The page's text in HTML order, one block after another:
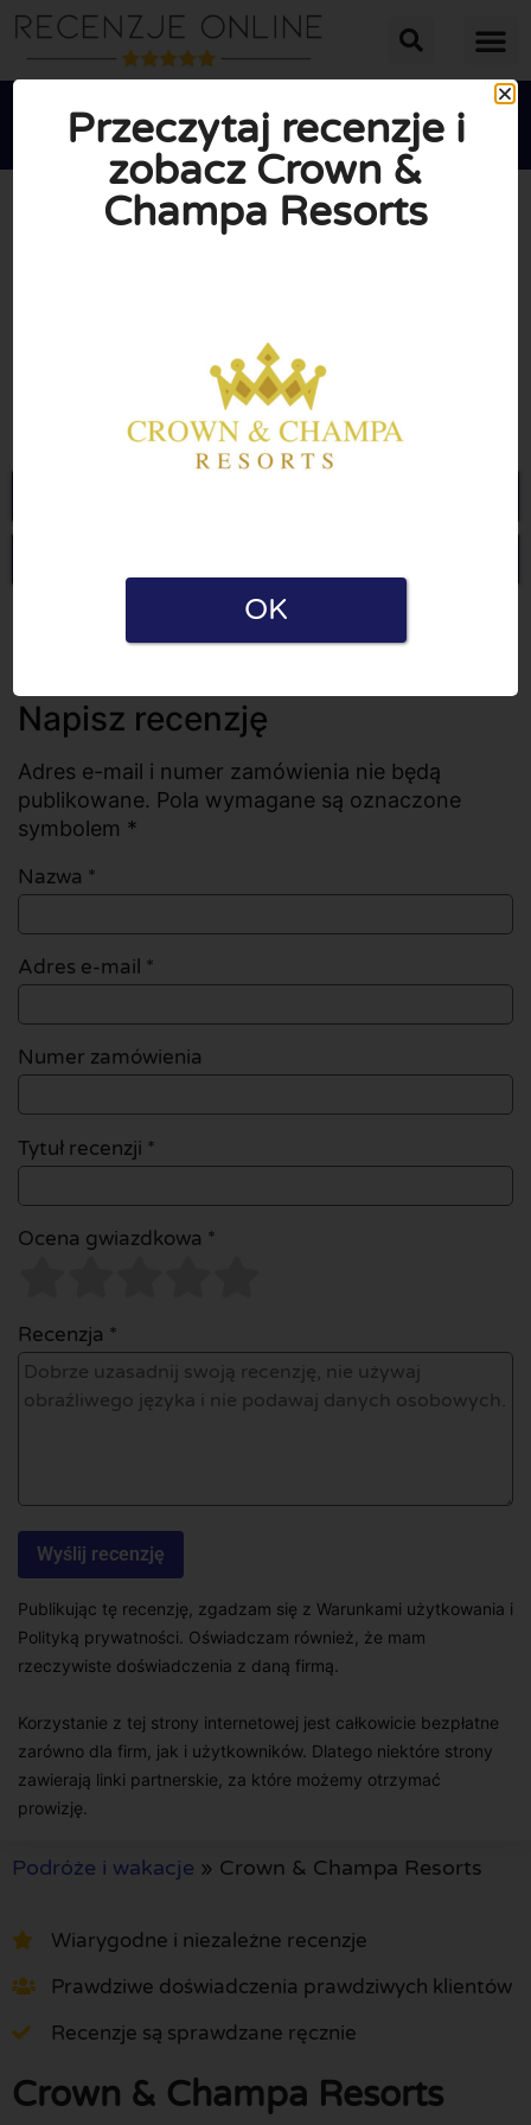

ŚREDNIA OCENA: 10/10
(0 Recenzje)
Wszystkie recenzje
Napisz recenzję
Adres e-mail i numer zamówienia nie będą
publikowane. Pola wymagane są oznaczone
symbolem *
Nazwa *
Adres e-mail *
Numer zamówienia
Tytuł recenzji *
Ocena gwiazdkowa *
Recenzja *
Publikując tę recenzję, zgadzam się z Warunkami użytkowania i
Polityką prywatności. Oświadczam również, że mam
rzeczywiste doświadczenia z daną firmą.
Korzystanie z tej strony internetowej jest całkowicie bezpłatne
zarówno dla firm, jak i użytkowników. Dlatego niektóre strony
zawierają linki partnerskie, za które możemy otrzymać
prowizję.
Podróże i wakacje » Crown & Champa Resorts
Wiarygodne i niezależne recenzje
Prawdziwe doświadczenia prawdziwych klientów
Recenzje są sprawdzane ręcznie
Crown & Champa Resorts
Przeczytaj recenzje i
zobacz Crown &
Champa Resorts
OK